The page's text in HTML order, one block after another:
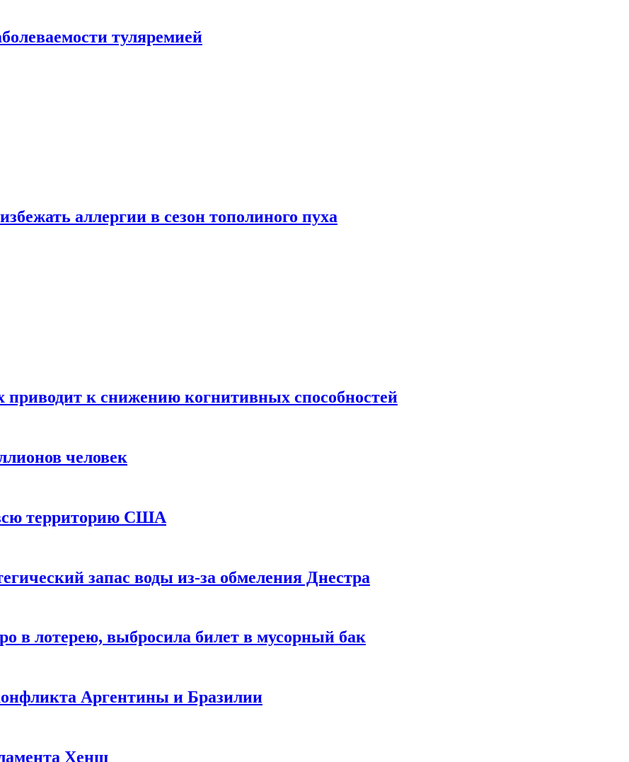
туляремией
аллергии в сезон тополиного пуха
к снижению когнитивных способностей
человек
территорию США
запас воды из-за обмеления Днестра
в лотерею, выбросила билет в мусорный бак
Аргентины и Бразилии
Хенш